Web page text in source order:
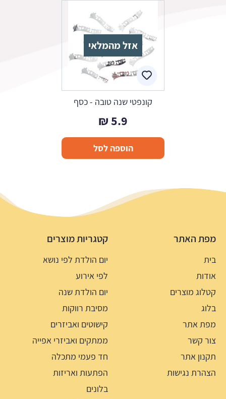
אזל מהמלאי
קונפטי שנה טובה - כסף
5.9
₪
הוספה לסל
מפת האתר
בית
אודות
קטלוג מוצרים
בלוג
מפת אתר
צור קשר
תקנון אתר
הצהרת נגישות
קטגריות מוצרים
יום הולדת לפי נושא
לפי אירוע
יום הולדת שנה
מסיבת רווקות
קישוטים ואביזרים
ממתקים ואביזרי אפייה
חד פעמי מתכלה
הפתעות ואריזות
בלונים